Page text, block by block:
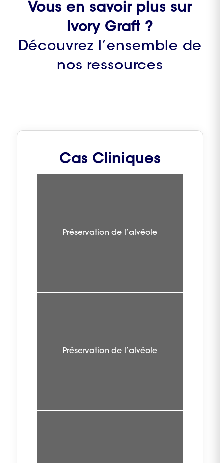
Vous en savoir plus sur
Ivory Graft ?
Découvrez l’ensemble de
nos ressources
Cas Cliniques
Préservation de l’alvéole
Préservation de l’alvéole